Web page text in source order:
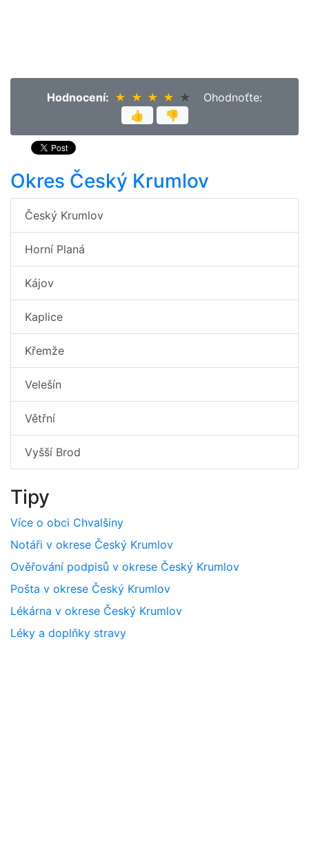
Hodnocení: ★ ★ ★ ★ ★
★ ★ ★ ★ ★
Ohodnoťte:
👍
👎
Okres Český Krumlov
Český Krumlov
Horní Planá
Kájov
Kaplice
Křemže
Velešín
Větřní
Vyšší Brod
Tipy
Více o obci Chvalšiny
Notáři v okrese Český Krumlov
Ověřování podpisů v okrese Český Krumlov
Pošta v okrese Český Krumlov
Lékárna v okrese Český Krumlov
Léky a doplňky stravy